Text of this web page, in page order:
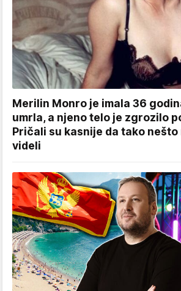
Merilin Monro je imala 36
umrla, a njeno telo je zgrozilo
Pričali su kasnije da tako nešto
videli